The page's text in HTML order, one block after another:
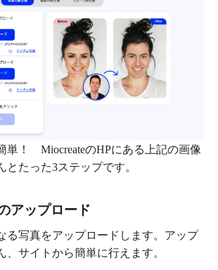
単！ MiocreateのHPにある上記の画像
とたった3ステップです。
アップロード
る写真をアップロードします。アップ
、サイトから簡単に行えます。